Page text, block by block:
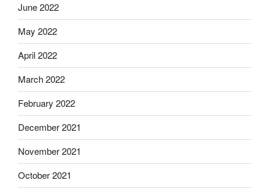
June 2022
May 2022
April 2022
March 2022
February 2022
December 2021
November 2021
October 2021